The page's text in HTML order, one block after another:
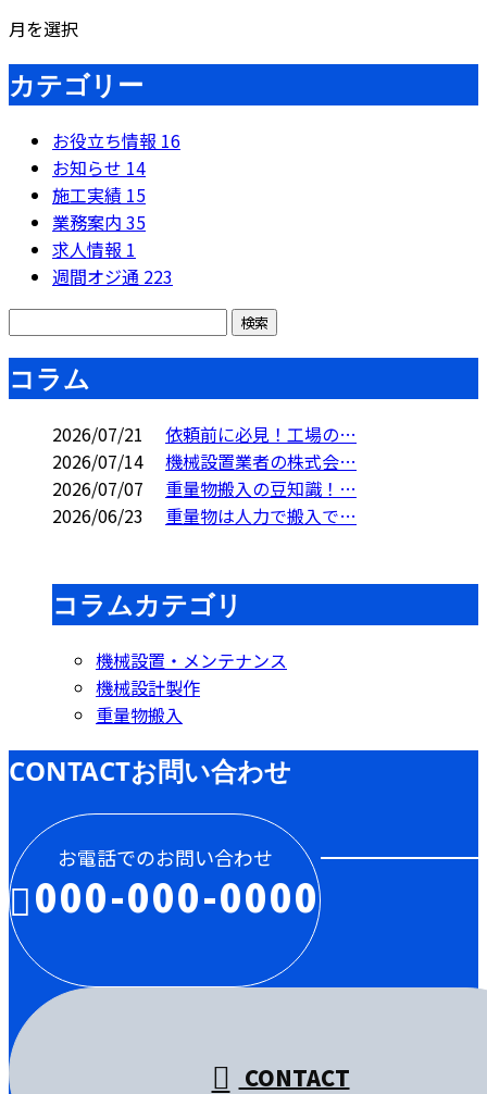
月を選択
カテゴリー
お役立ち情報 16
お知らせ 14
施工実績 15
業務案内 35
求人情報 1
週間オジ通 223
コラム
2026/07/21
依頼前に必見！工場の…
2026/07/14
機械設置業者の株式会…
2026/07/07
重量物搬入の豆知識！…
2026/06/23
重量物は人力で搬入で…
コラムカテゴリ
機械設置・メンテナンス
機械設計製作
重量物搬入
CONTACTお問い合わせ
お電話でのお問い合わせ
000-000-0000
受付／10:00～18:00 (平日)
CONTACT